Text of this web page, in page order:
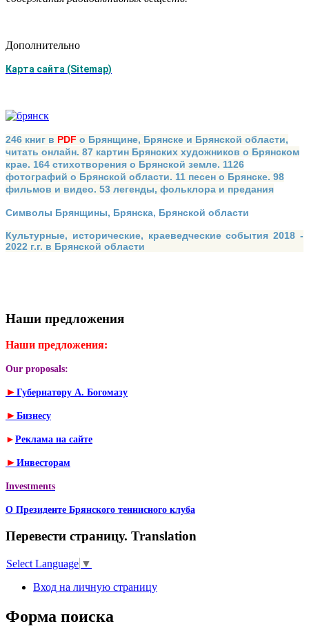
Дополнительно
Карта сайта (Sitemap)
246 книг в PDF о Брянщине, Брянске и Брянской области,
читать онлайн. 87 картин Брянских художников о Брянском
крае. 164 стихотворения о Брянской земле. 1126
фотографий о Брянской области. 11 песен о Брянске. 98
фильмов и видео. 53 легенды, фольклора и предания
Символы Брянщины, Брянска, Брянской области
Культурные, исторические, краеведческие события 2018 -
2022 г.г. в Брянской области
Наши предложения
Наши предложения:
Our proposals:
► Губернатору А. Богомазу
► Бизнесу
► Реклама на сайте
► Инвесторам
Investments
О Президенте Брянского теннисного клуба
Перевести страницу. Translation
Select Language ▼
Вход на личную страницу
Форма поиска